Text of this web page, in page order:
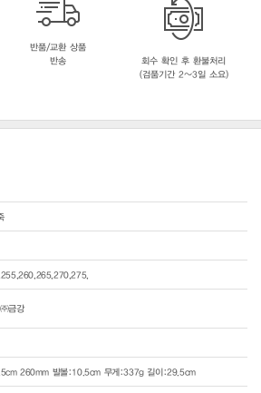
반품/교환 상품
반송
회수 확인 후 환불처리
(검품기간 2~3일 소요)
금강
260mm 발볼:10.5cm 무게:337g 길이:29.5cm